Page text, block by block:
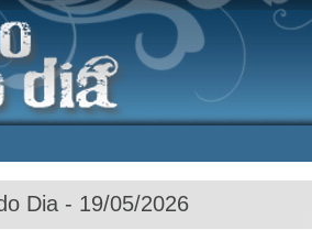
Dia - 19/05/2026